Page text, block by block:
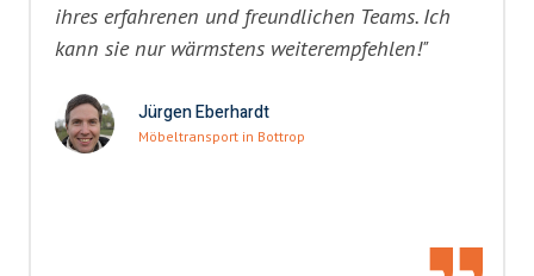
ihres erfahrenen und freundlichen Teams. Ich
kann sie nur wärmstens weiterempfehlen!"
Jürgen Eberhardt
Möbeltransport in Bottrop